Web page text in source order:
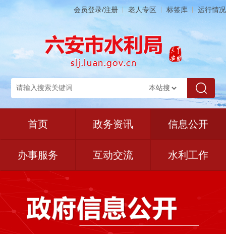
会员登录/注册 老人专区 标签库 运行情况
首页 政务资讯 信息公开
办事服务 互动交流 水利工作